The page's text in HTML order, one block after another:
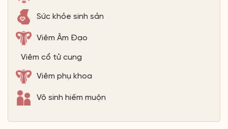
Sức khỏe sinh sản
Viêm Âm Đạo
Viêm cổ tử cung
Viêm phụ khoa
Vô sinh hiếm muộn